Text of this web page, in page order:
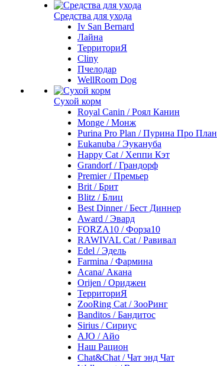
Средства для ухода
Iv San Bernard
Лайна
ТерриториЯ
Cliny
Пчелодар
WellRoom Dog
Сухой корм
Royal Canin / Роял Канин
Monge / Монж
Purina Pro Plan / Пурина Про План
Eukanuba / Эукануба
Happy Cat / Хеппи Кэт
Grandorf / Грандорф
Premier / Премьер
Brit / Брит
Blitz / Блиц
Best Dinner / Бест Диннер
Award / Эвард
FORZA10 / Форза10
RAWIVAL Cat / Равивал
Edel / Эдель
Farmina / Фармина
Acana/ Акана
Orijen / Ориджен
ТерриториЯ
ZooRing Cat / ЗооРинг
Banditos / Бандитос
Sirius / Сириус
AJO / Айо
Наш Рацион
Chat&Chat / Чат энд Чат